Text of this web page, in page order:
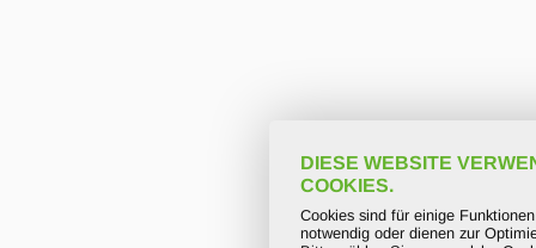
DIESE WEBSITE
COOKIES.
Cookies sind für einige
notwendig oder dienen zur